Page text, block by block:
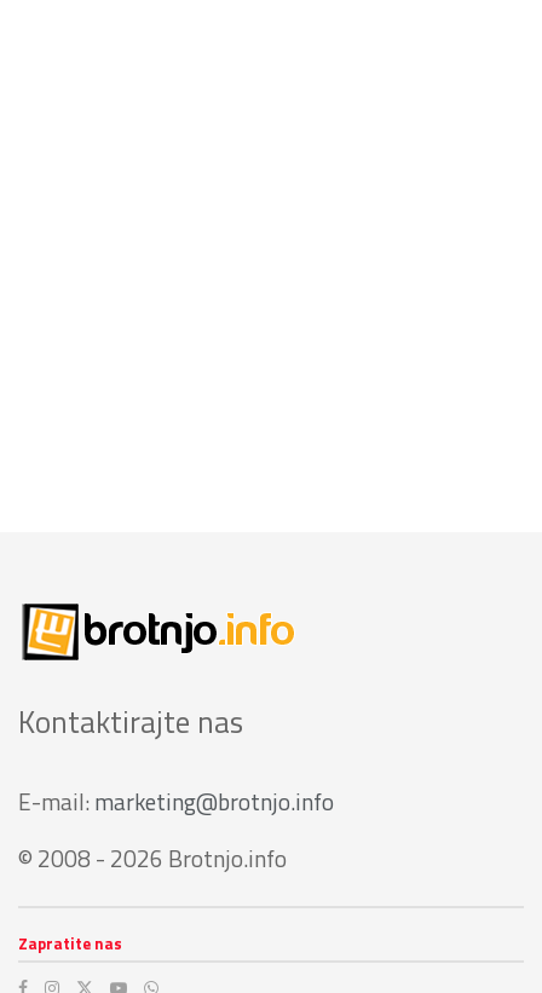
Kontaktirajte nas
E-mail: marketing@brotnjo.info
© 2008 - 2026 Brotnjo.info
Zapratite nas